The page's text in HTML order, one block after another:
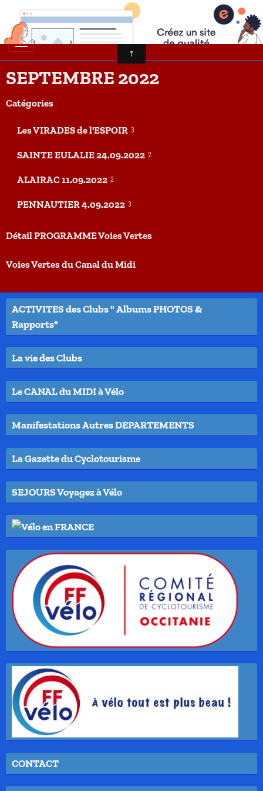
SEPTEMBRE 2022
Catégories
Les VIRADES de l'ESPOIR 3
SAINTE EULALIE 24.09.2022 2
ALAIRAC 11.09.2022 2
PENNAUTIER 4.09.2022 3
Détail PROGRAMME Voies Vertes
Voies Vertes du Canal du Midi
ACTIVITES des Clubs " Albums PHOTOS &
Rapports"
La vie des Clubs
Le CANAL du MIDI à Vélo
Manifestations Autres DEPARTEMENTS
La Gazette du Cyclotourisme
SEJOURS Voyagez à Vélo
CONTACT